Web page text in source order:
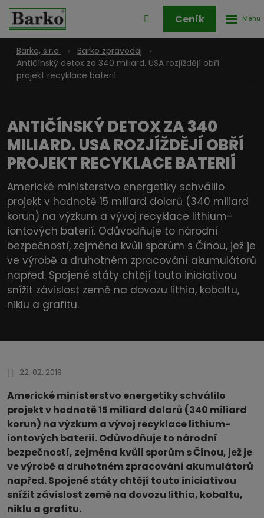
Přihlášení
zóny
Ceník
Barko, s.r.o.
Barko zpravodaj
Antičínský detox za 340 miliard. USA rozjíždějí obří
projekt recyklace baterií
ANTIČÍNSKÝ DETOX ZA 340
MILIARD. USA ROZJÍŽDĚJÍ OBŘÍ
PROJEKT RECYKLACE BATERIÍ
Americké ministerstvo energetiky schválilo
projekt v hodnotě 15 miliard dolarů (340 miliard
korun) na výzkum a vývoj recyklace lithium-
iontových baterií. Odůvodňuje to národní
bezpečností, zejména kvůli sporům s Čínou, jež je
ve výrobě a druhotném zpracování akumulátorů
napřed. Spojené státy chtějí touto iniciativou
snížit závislost země na dovozu lithia, kobaltu,
niklu a grafitu.
22. 02. 2019
Americké ministerstvo energetiky schválilo
projekt v hodnotě 15 miliard dolarů (340 miliard
korun) na výzkum a vývoj recyklace lithium-
iontových baterií. Odůvodňuje to národní
bezpečností, zejména kvůli sporům s Čínou, jež je
ve výrobě a druhotném zpracování akumulátorů
napřed. Spojené státy chtějí touto iniciativou
snížit závislost země na dovozu lithia, kobaltu,
niklu a grafitu.